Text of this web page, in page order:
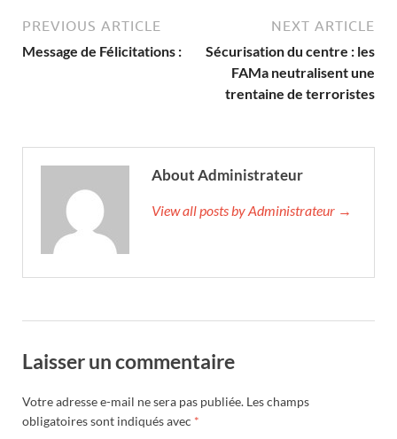
PREVIOUS ARTICLE
Message de Félicitations :
NEXT ARTICLE
Sécurisation du centre : les
FAMa neutralisent une
trentaine de terroristes
About Administrateur
View all posts by Administrateur →
Laisser un commentaire
Votre adresse e-mail ne sera pas publiée. Les champs
obligatoires sont indiqués avec *